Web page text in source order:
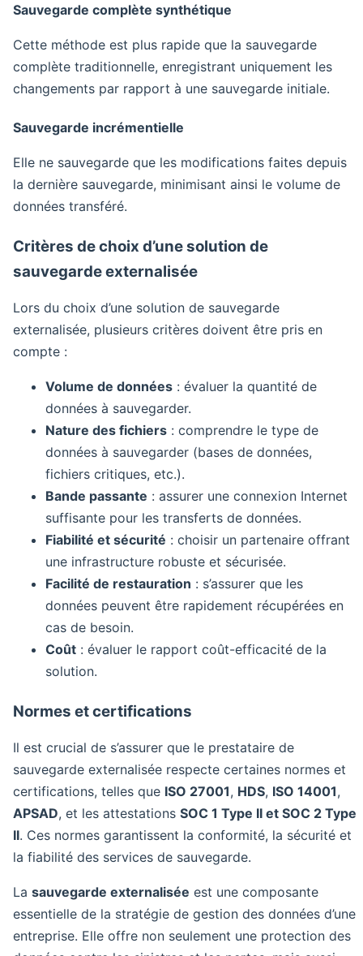
Sauvegarde complète synthétique
Cette méthode est plus rapide que la sauvegarde
complète traditionnelle, enregistrant uniquement les
changements par rapport à une sauvegarde initiale.
Sauvegarde incrémentielle
Elle ne sauvegarde que les modifications faites depuis
la dernière sauvegarde, minimisant ainsi le volume de
données transféré.
Critères de choix d’une solution de
sauvegarde externalisée
Lors du choix d’une solution de sauvegarde
externalisée, plusieurs critères doivent être pris en
compte :
Volume de données : évaluer la quantité de
données à sauvegarder.
Nature des fichiers : comprendre le type de
données à sauvegarder (bases de données,
fichiers critiques, etc.).
Bande passante : assurer une connexion Internet
suffisante pour les transferts de données.
Fiabilité et sécurité : choisir un partenaire offrant
une infrastructure robuste et sécurisée.
Facilité de restauration : s’assurer que les
données peuvent être rapidement récupérées en
cas de besoin.
Coût : évaluer le rapport coût-efficacité de la
solution.
Normes et certifications
Il est crucial de s’assurer que le prestataire de
sauvegarde externalisée respecte certaines normes et
certifications, telles que ISO 27001, HDS, ISO 14001,
APSAD, et les attestations SOC 1 Type II et SOC 2 Type
II. Ces normes garantissent la conformité, la sécurité et
la fiabilité des services de sauvegarde.
La sauvegarde externalisée est une composante
essentielle de la stratégie de gestion des données d’une
entreprise. Elle offre non seulement une protection des